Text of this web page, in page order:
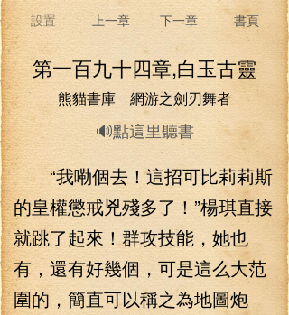
設置 上一章 下一章 書頁
第一百九十四章,白玉古靈
熊貓書庫 網游之劍刃舞者
🔊點這里聽書
“我嘞個去！這招可比莉莉斯
的皇權懲戒兇殘多了！”楊琪直接
就跳了起來！群攻技能，她也
有，還有好幾個，可是這么大范
圍的，簡直可以稱之為地圖炮